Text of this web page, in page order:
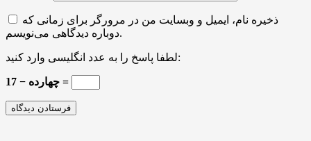
ذخیره نام، ایمیل و وبسایت من در مرورگر برای زمانی که
دوباره دیدگاهی می‌نویسم.
لطفا پاسخ را به عدد انگلیسی وارد کنید:
17 − چهارده =